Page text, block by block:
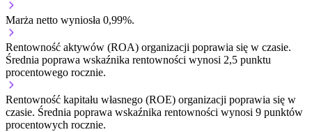
Marża netto wyniosła 0,99%.
Rentowność aktywów (ROA) organizacji poprawia się w czasie.
Średnia poprawa wskaźnika rentowności wynosi 2,5 punktu
procentowego rocznie.
Rentowność kapitału własnego (ROE) organizacji poprawia się w
czasie. Średnia poprawa wskaźnika rentowności wynosi 9 punktów
procentowych rocznie.